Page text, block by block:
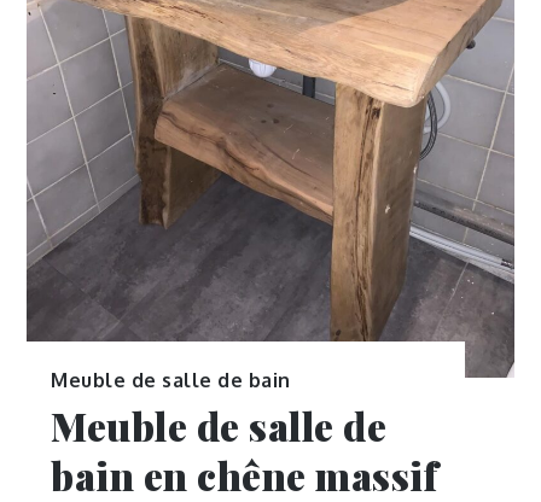
Meuble de salle de bain
Meuble de salle de
bain en chêne massif